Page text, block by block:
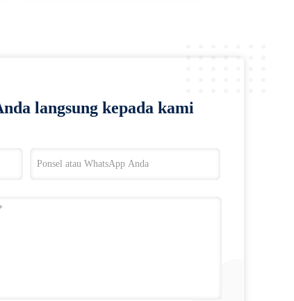
langsung kepada kami